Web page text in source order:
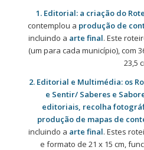
1. Editorial: a criação do
contemplou a produção de
incluindo a arte final. Este
(um para cada município), com
23,5
2. Editorial e Multimédia: os
e Sentir/ Saberes e
editoriais, recolha
produção de mapas de
incluindo a arte final. Estes
e formato de 21 x 15 cm,